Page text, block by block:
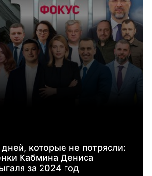
дней, которые не потрясли:
Кабмина Дениса
за 2024 год